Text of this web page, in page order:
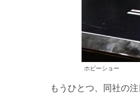
ホビーショー
もうひとつ、同社の注